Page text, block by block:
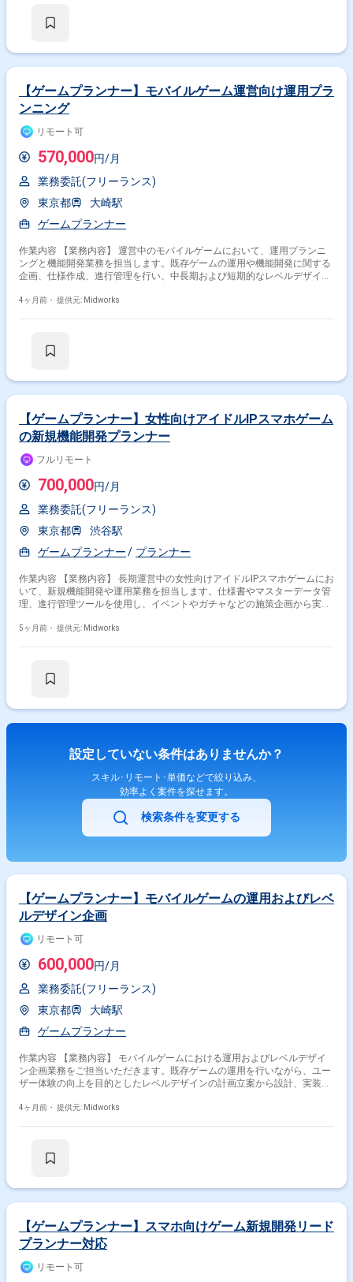
【ゲームプランナー】モバイルゲーム運営向け運用プラ
ンニング
リモート可
570,000円/月
業務委託(フリーランス)
東京都
大崎駅
ゲームプランナー
作業内容 【業務内容】 運営中のモバイルゲームにおいて、運用プランニ
ングと機能開発業務を担当します。既存ゲームの運用や機能開発に関する
企画、仕様作成、進行管理を行い、中長期および短期的なレベルデザイン
企画書、仕様書の作成も担当します。 【作業内容】 ・ゲーム運営および
4ヶ月前・ 提供元: Midworks
【ゲームプランナー】女性向けアイドルIPスマホゲーム
の新規機能開発プランナー
フルリモート
700,000円/月
業務委託(フリーランス)
東京都
渋谷駅
ゲームプランナー
プランナー
作業内容 【業務内容】 長期運営中の女性向けアイドルIPスマホゲームにお
いて、新規機能開発や運用業務を担当します。仕様書やマスターデータ管
理、進行管理ツールを使用し、イベントやガチャなどの施策企画から実装
検証、KPIの取得・分析・共有も行います。 【作業内容】 ・イベント企画
数】週5日 【リモート日数】参画初期（2週間?1ヶ月程度）は出社頻度高
5ヶ月前・ 提供元: Midworks
設定していない条件はありませんか？
スキル･リモート･単価などで絞り込み、
効率よく案件を探せます。
検索条件を変更する
【ゲームプランナー】モバイルゲームの運用およびレベ
ルデザイン企画
リモート可
600,000円/月
業務委託(フリーランス)
東京都
大崎駅
ゲームプランナー
作業内容 【業務内容】 モバイルゲームにおける運用およびレベルデザイ
ン企画業務をご担当いただきます。既存ゲームの運用を行いながら、ユー
ザー体験の向上を目的としたレベルデザインの計画立案から設計、実装ま
メント作成を行い、開発チームと連携しながらゲームの品質向上に貢献し
4ヶ月前・ 提供元: Midworks
【ゲームプランナー】スマホ向けゲーム新規開発リード
プランナー対応
リモート可